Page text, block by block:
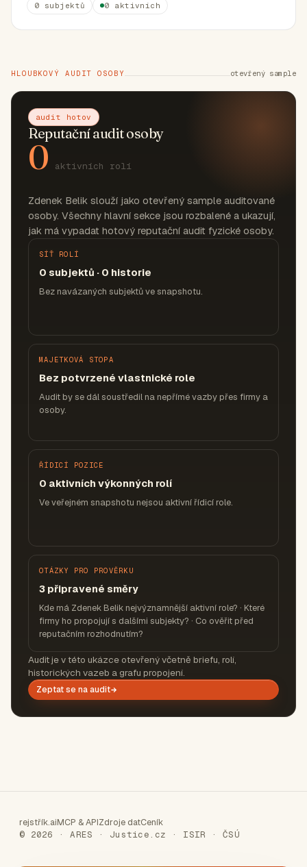
0 subjektů 0 aktivních
HLOUBKOVÝ AUDIT OSOBY otevřený sample
audit hotov
Reputační audit osoby
0 aktivních rolí
Zdenek Belik slouží jako otevřený sample auditované
osoby. Všechny hlavní sekce jsou rozbalené a ukazují,
jak má vypadat hotový reputační audit fyzické osoby.
SÍŤ ROLÍ
0 subjektů · 0 historie
Bez navázaných subjektů ve snapshotu.
MAJETKOVÁ STOPA
Bez potvrzené vlastnické role
Audit by se dál soustředil na nepřímé vazby přes firmy a
osoby.
ŘÍDICÍ POZICE
0 aktivních výkonných rolí
Ve veřejném snapshotu nejsou aktivní řídicí role.
OTÁZKY PRO PROVĚRKU
3 připravené směry
Kde má Zdenek Belik nejvýznamnější aktivní role? · Které
firmy ho propojují s dalšími subjekty? · Co ověřit před
reputačním rozhodnutím?
Audit je v této ukázce otevřený včetně briefu, rolí,
historických vazeb a grafu propojení.
Zeptat se na audit
rejstřík.aiMCP & APIZdroje datCeník
© 2026 · ARES · Justice.cz · ISIR · ČSÚ